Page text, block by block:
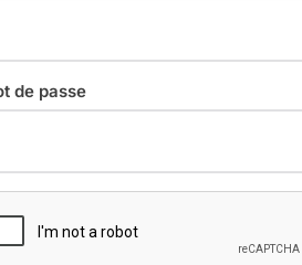
de passe